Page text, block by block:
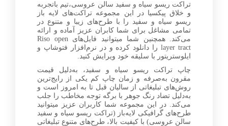
1+
تراکت ریسو سیاه و سفید سالن عروسی،تیم باتجربه
و خلاق پیکسیا در این مجموعه تراکت‌های لایه باز
ریسو سیاه و سفید را با طرح‌های زیبا و متنوع در
تمامی مشاغل برای شما کابران عزیز آماده و ارائه
می‌کند. همچنین شما میتوانید فایل‌های Riso open
layer tract را دانلود کرده و در نرم‌افزار فتوشاپ و
ایلوستریتور با سلیقه خود ویرایش کنید.
چاپ تراکت ریسو سیاه و سفید، به‌دلیل قیمت
مقرون به‌صرفه و زمان چاپ کم یکی از رایج‌ترین
روش‌های تبلیغاتی از سالیان قبل تا به امروز است و
به‌دلیل تضاد رنگ جوهر با برگه توجه مخاطب را جلب
می‌کند. در این مجموعه شما کاربران عزیز میتوانید
طرح‌های گرافیکی لایه‌باز (تراکت ریسو سیاه و سفید
سالن عروسی) با کیفیت بالا، طرح‌های متنوع تبلیغاتی